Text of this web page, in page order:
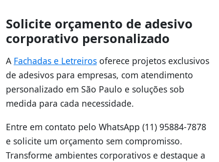
Solicite orçamento de adesivo
corporativo personalizado
A Fachadas e Letreiros oferece projetos exclusivos
de adesivos para empresas, com atendimento
personalizado em São Paulo e soluções sob
medida para cada necessidade.
Entre em contato pelo WhatsApp (11) 95884-7878
e solicite um orçamento sem compromisso.
Transforme ambientes corporativos e destaque a